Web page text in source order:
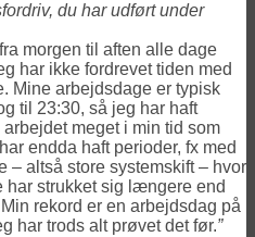
du har udført under
morgen til aften alle dage
har ikke fordrevet tiden med
Mine arbejdsdage er typisk
til 23:30, så jeg har haft
meget i min tid som
endda haft perioder, fx med
– altså store systemskift – hvor
har strukket sig længere end
rekord er en arbejdsdag på
har trods alt prøvet det før.”